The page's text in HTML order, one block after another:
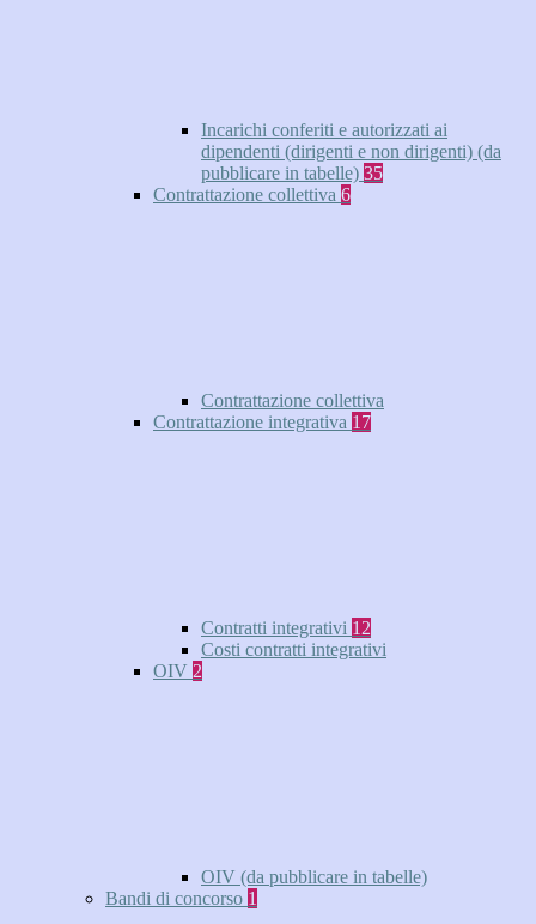
Incarichi conferiti e autorizzati ai
dipendenti (dirigenti e non dirigenti) (da
pubblicare in tabelle) 35
Contrattazione collettiva 6
Contrattazione collettiva
Contrattazione integrativa 17
Contratti integrativi 12
Costi contratti integrativi
OIV 2
OIV (da pubblicare in tabelle)
Bandi di concorso 1